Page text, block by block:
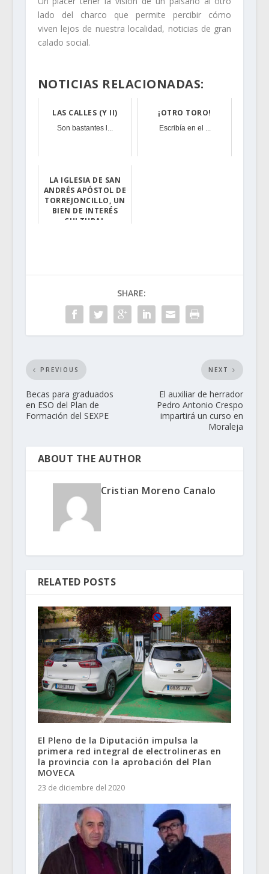
lado del charco que permite percibir cómo
viven lejos de nuestra localidad, noticias de gran
calado social.
NOTICIAS RELACIONADAS:
LAS CALLES (Y II)
Son bastantes l...
¡OTRO TORO!
Escribía en el ...
LA IGLESIA DE SAN
ANDRÉS APÓSTOL DE
TORREJONCILLO, UN
BIEN DE INTERÉS
CULTURAL
SHARE:
PREVIOUS
Becas para graduados
en ESO del Plan de
Formación del SEXPE
NEXT
El auxiliar de herrador
Pedro Antonio Crespo
impartirá un curso en
Moraleja
ABOUT THE AUTHOR
Cristian Moreno Canalo
RELATED POSTS
El Pleno de la Diputación impulsa la
primera red integral de electrolineras en
la provincia con la aprobación del Plan
MOVECA
23 de diciembre del 2020